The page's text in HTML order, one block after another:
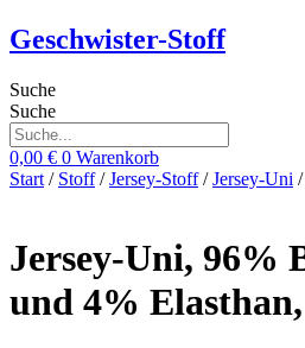
Zum
Inhalt
Geschwister-Stoff
Suche
Suche
0,00 € 0 Warenkorb
Start / Stoff/Jersey-Stoff/Jersey-Uni
Jersey-Uni, 96%
und 4%